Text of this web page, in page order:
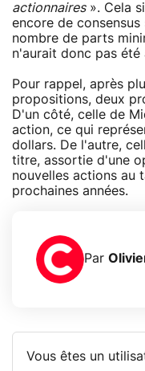
actionnaires». Cela
encore de
nombre de parts
n'aurait donc pas été
Pour rappel, après
propositions, deux
D'un côté, celle de
action, ce qui
dollars. De l'autre,
titre, assortie d'une
nouvelles actions au
prochaines années.
Par
Vous êtes un